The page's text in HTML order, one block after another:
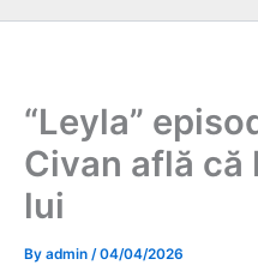
“Leyla”
Civan află că
lui
By admin /04/04/2026